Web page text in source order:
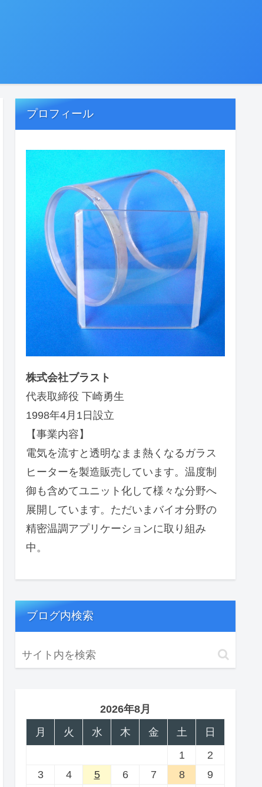
プロフィール
株式会社ブラスト
代表取締役 下崎勇生
1998年4月1日設立
【事業内容】
電気を流すと透明なまま熱くなるガラス
ヒーターを製造販売しています。温度制
御も含めてユニット化して様々な分野へ
展開しています。ただいまバイオ分野の
精密温調アプリケーションに取り組み
中。
ブログ内検索
2026年8月
月
火 水 木 金 土
日
1
2
3
4 5 6 7 8
9